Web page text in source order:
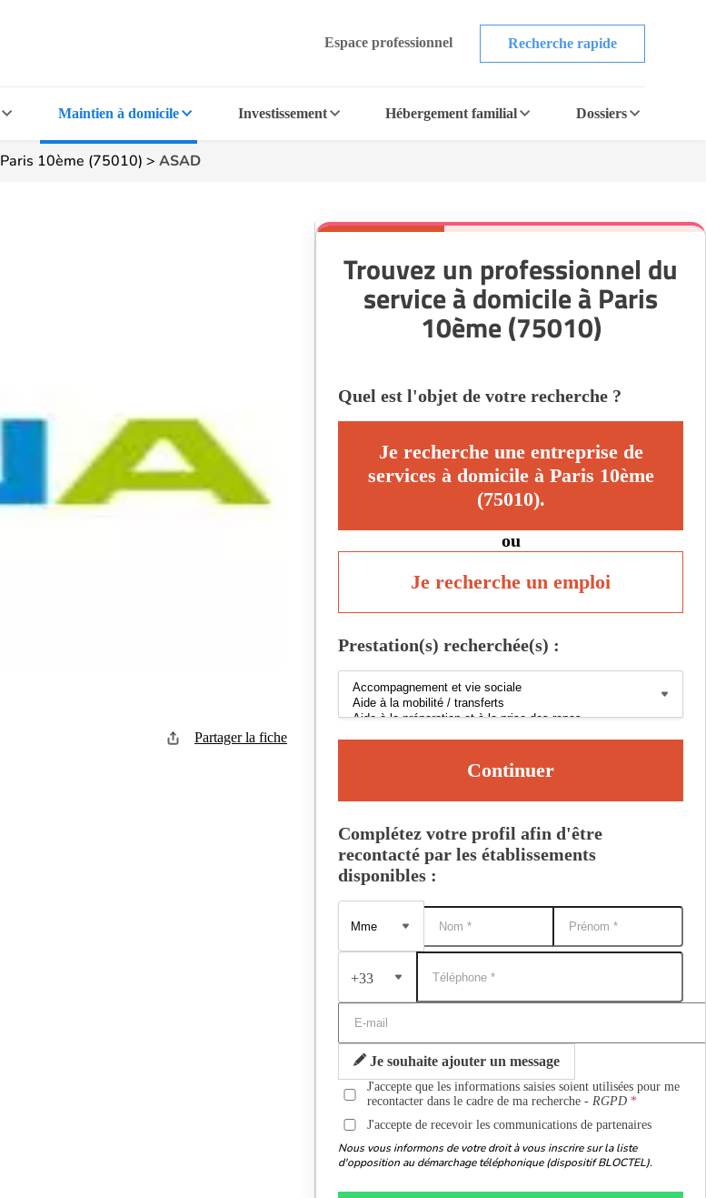
Espace professionnel Recherche rapide
Maintien à domicile Investissement Hébergement familial Dossiers
Paris 10ème (75010) > ASAD
Partager la fiche
Trouvez un professionnel du
service à domicile à Paris
10ème (75010)
Quel est l'objet de votre recherche ?
Je recherche une entreprise de
services à domicile à Paris 10ème
(75010).
ou
Je recherche un emploi
Prestation(s) recherchée(s) :
Continuer
Complétez votre profil afin d'être
recontacté par les établissements
disponibles :
+33
Je souhaite ajouter un message
J'accepte que les informations saisies soient utilisées pour me
recontacter dans le cadre de ma recherche -RGPD
J'accepte de recevoir les communications de partenaires
Nous vous informons de votre droit à vous inscrire sur la liste
d'opposition au démarchage téléphonique (dispositif BLOCTEL).